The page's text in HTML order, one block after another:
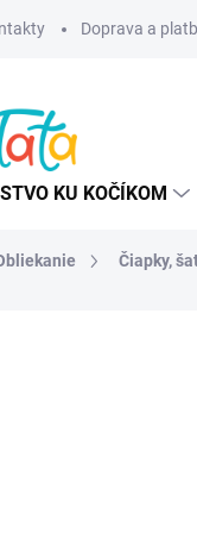
Doprava a
KU KOČÍKOM
Čiapky,